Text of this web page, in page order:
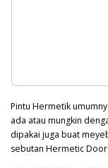
Pintu Hermetik
ada atau mungkin
dipakai juga buat
sebutan Hermetic